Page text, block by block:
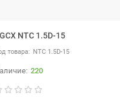
NTC 1.5D-15
NTC 1.5D-15
220